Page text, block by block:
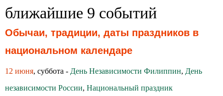
ближайшие 9 событий
Обычаи, традиции, даты праздников в
национальном календаре
12 июня, суббота - День Независимости Филиппин, День
независимости России, Национальный праздник